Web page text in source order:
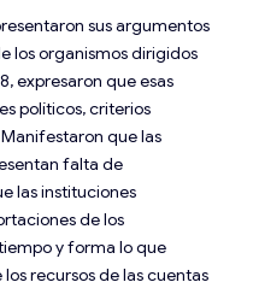
sus argumentos
los organismos dirigidos
expresaron que esas
políticos, criterios
que las
falta de
las instituciones
de los
y forma lo que
los recursos de las cuentas